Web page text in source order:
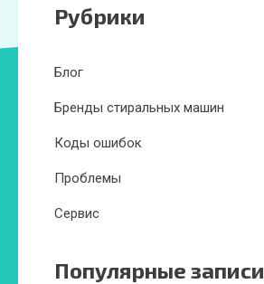
Рубрики
Блог
Бренды стиральных машин
Коды ошибок
Проблемы
Сервис
Популярные записи